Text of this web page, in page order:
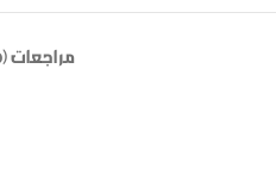
مراجعات (0)